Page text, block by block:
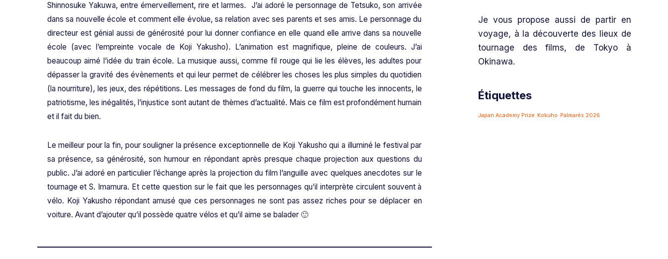
Shinnosuke Yakuwa, entre émerveillement, rire et larmes. J’ai adoré le personnage de Tetsuko, son arrivée
dans sa nouvelle école et comment elle évolue, sa relation avec ses parents et ses amis. Le personnage du
directeur est génial aussi de générosité pour lui donner confiance en elle quand elle arrive dans sa nouvelle
école (avec l’empreinte vocale de Koji Yakusho). L’animation est magnifique, pleine de couleurs. J’ai
beaucoup aimé l’idée du train école. La musique aussi, comme fil rouge qui lie les élèves, les adultes pour
dépasser la gravité des évènements et qui leur permet de célébrer les choses les plus simples du quotidien
(la nourriture), les jeux, des répétitions. Les messages de fond du film, la guerre qui touche les innocents, le
patriotisme, les inégalités, l’injustice sont autant de thèmes d’actualité. Mais ce film est profondément humain
et il fait du bien.
Le meilleur pour la fin, pour souligner la présence exceptionnelle de Koji Yakusho qui a illuminé le festival par
sa présence, sa générosité, son humour en répondant après presque chaque projection aux questions du
public. J’ai adoré en particulier l’échange après la projection du film l’anguille avec quelques anecdotes sur le
tournage et S. Imamura. Et cette question sur le fait que les personnages qu’il interprète circulent souvent à
vélo. Koji Yakusho répondant amusé que ces personnages ne sont pas assez riches pour se déplacer en
voiture. Avant d’ajouter qu’il possède quatre vélos et qu’il aime se balader 🙂
Je vous propose aussi de partir en
voyage, à la découverte des lieux de
tournage des films, de Tokyo à
Okinawa.
Étiquettes
Japan Academy Prize Kokuho Palmarès 2026